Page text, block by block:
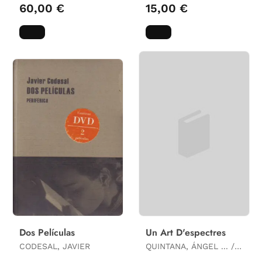
60,00 € 15,00 €
Dos Películas
CODESAL, JAVIER
Un Art D'espectres
QUINTANA, ÁNGEL ... /